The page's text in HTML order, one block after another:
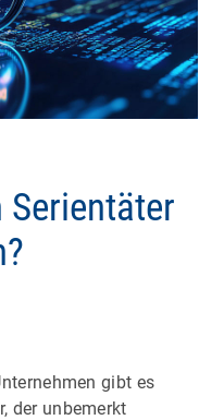
Serientäter
gibt es
der unbemerkt